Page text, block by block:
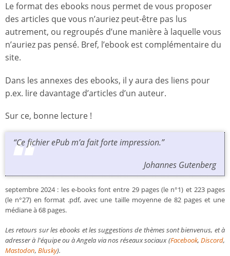
Le format des ebooks nous permet de vous proposer
des articles que vous n’auriez peut-être pas lus
autrement, ou regroupés d’une manière à laquelle vous
n’auriez pas pensé. Bref, l’ebook est complémentaire du
site.
Dans les annexes des ebooks, il y aura des liens pour
p.ex. lire davantage d’articles d’un auteur.
Sur ce, bonne lecture !
“Ce fichier ePub m’a fait forte impression.”
Johannes Gutenberg
septembre 2024 : les e-books font entre 29 pages (le n°1) et 223 pages
(le n°27) en format .pdf, avec une taille moyenne de 82 pages et une
médiane à 68 pages.
Les retours sur les ebooks et les suggestions de thèmes sont bienvenus, et à
adresser à l'équipe ou à Angela via nos réseaux sociaux (Facebook,Discord,
Mastodon, Blusky).